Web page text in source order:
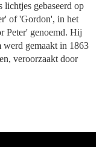
gebaseerd op
of 'Gordon', in het
Peter' genoemd. Hij
werd gemaakt in 1863
veroorzaakt door